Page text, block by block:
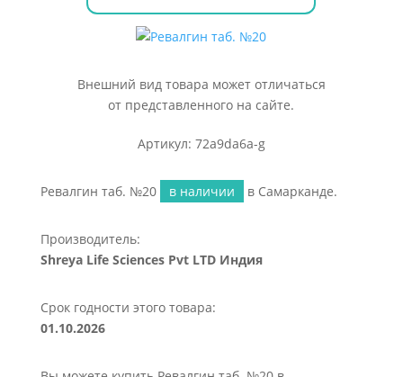
Внешний вид товара может отличаться
от представленного на сайте.
Артикул: 72a9da6a-g
Ревалгин таб. №20 в наличии в Самарканде.
Производитель:
Shreya Life Scienсes Pvt LTD Индия
Срок годности этого товара:
01.10.2026